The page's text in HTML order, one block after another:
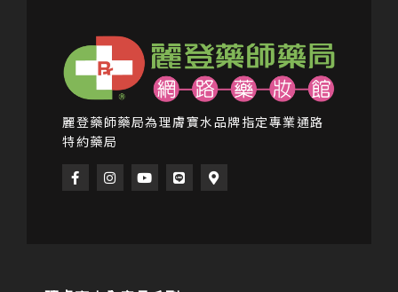
麗登藥師藥局為理膚寶水品牌指定專業通路
特約藥局
F
a
c
I
n
s
Y
o
u
L
i
n
M
a
p